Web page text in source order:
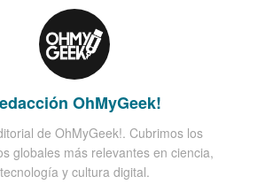
OhMyGeek!
de OhMyGeek!. Cubrimos los
globales más relevantes en ciencia,
tecnología y cultura digital.